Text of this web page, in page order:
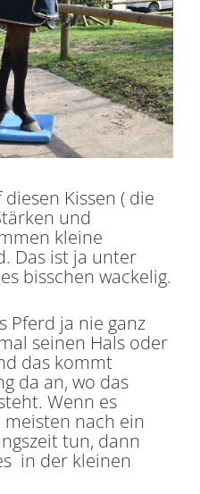
Kissen ( die
und
kleine
Das ist ja unter
bisschen wackelig.
Pferd ja nie ganz
seinen Hals oder
das kommt
da an, wo das
Wenn es
nach ein
tun, dann
in der kleinen